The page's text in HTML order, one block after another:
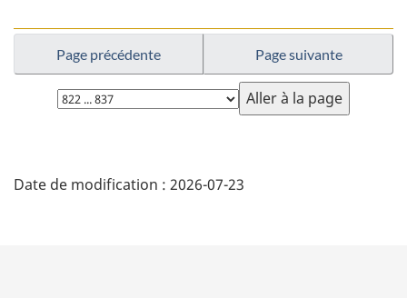
Page précédente Page suivante
Choisissez
la
é
Date de modification : 2026-07-23